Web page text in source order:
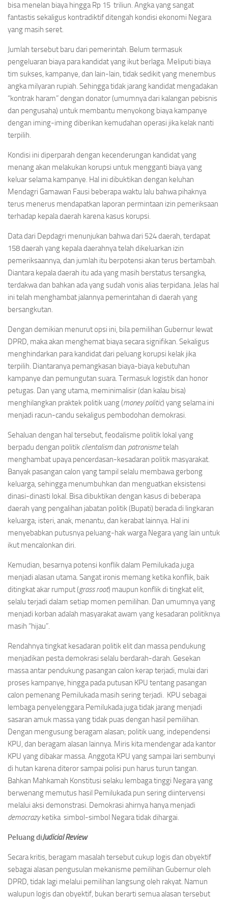
bisa menelan biaya hingga Rp 15 triliun. Angka yang sangat
fantastis sekaligus kontradiktif ditengah kondisi ekonomi Negara
yang masih seret.
Jumlah tersebut baru dari pemerintah. Belum termasuk
pengeluaran biaya para kandidat yang ikut berlaga. Meliputi biaya
tim sukses, kampanye, dan lain-lain, tidak sedikit yang menembus
angka milyaran rupiah. Sehingga tidak jarang kandidat mengadakan
“kontrak haram” dengan donator (umumnya dari kalangan pebisnis
dan pengusaha) untuk membantu menyokong biaya kampanye
dengan iming-iming diberikan kemudahan operasi jika kelak nanti
terpilih.
Kondisi ini diperparah dengan kecenderungan kandidat yang
menang akan melakukan korupsi untuk mengganti biaya yang
keluar selama kampanye. Hal ini dibuktikan dengan keluhan
Mendagri Gamawan Fausi beberapa waktu lalu bahwa pihaknya
terus menerus mendapatkan laporan permintaan izin pemeriksaan
terhadap kepala daerah karena kasus korupsi.
Data dari Depdagri menunjukan bahwa dari 524 daerah, terdapat
158 daerah yang kepala daerahnya telah dikeluarkan izin
pemeriksaannya, dan jumlah itu berpotensi akan terus bertambah.
Diantara kepala daerah itu ada yang masih berstatus tersangka,
terdakwa dan bahkan ada yang sudah vonis alias terpidana. Jelas hal
ini telah menghambat jalannya pemerintahan di daerah yang
bersangkutan.
Dengan demikian menurut opsi ini, bila pemilihan Gubernur lewat
DPRD, maka akan menghemat biaya secara signifikan. Sekaligus
menghindarkan para kandidat dari peluang korupsi kelak jika
terpilih. Diantaranya pemangkasan biaya-biaya kebutuhan
kampanye dan pemungutan suara. Termasuk logistik dan honor
petugas. Dan yang utama, meminimalisir (dan kalau bisa)
menghilangkan praktek politik uang (money politic) yang selama ini
menjadi racun-candu sekaligus pembodohan demokrasi.
Sehaluan dengan hal tersebut, feodalisme politik lokal yang
berpadu dengan politik clientalismdan patronismetelah
menghambat upaya pencerdasan-kesadaran politik masyarakat.
Banyak pasangan calon yang tampil selalu membawa gerbong
keluarga, sehingga menumbuhkan dan menguatkan eksistensi
dinasi-dinasti lokal. Bisa dibuktikan dengan kasus di beberapa
daerah yang pengalihan jabatan politik (Bupati) berada di lingkaran
keluarga; isteri, anak, menantu, dan kerabat lainnya. Hal ini
menyebabkan putusnya peluang-hak warga Negara yang lain untuk
ikut mencalonkan diri.
Kemudian, besarnya potensi konflik dalam Pemilukada juga
menjadi alasan utama. Sangat ironis memang ketika konflik, baik
ditingkat akar rumput (grass root) maupun konflik di tingkat elit,
selalu terjadi dalam setiap momen pemilihan. Dan umumnya yang
menjadi korban adalah masyarakat awam yang kesadaran politiknya
masih “hijau”.
Rendahnya tingkat kesadaran politik elit dan massa pendukung
menjadikan pesta demokrasi selalu berdarah-darah. Gesekan
massa antar pendukung pasangan calon kerap terjadi, mulai dari
proses kampanye, hingga pada putusan KPU tentang pasangan
calon pemenang Pemilukada masih sering terjadi. KPU sebagai
lembaga penyelenggara Pemilukada juga tidak jarang menjadi
sasaran amuk massa yang tidak puas dengan hasil pemilihan.
Dengan mengusung beragam alasan; politik uang, independensi
KPU, dan beragam alasan lainnya. Miris kita mendengar ada kantor
KPU yang dibakar massa. Anggota KPU yang sampai lari sembunyi
di hutan karena diteror sampai polisi pun harus turun tangan.
Bahkan Mahkamah Konstitusi selaku lembaga tinggi Negara yang
berwenang memutus hasil Pemilukada pun sering diintervensi
melalui aksi demonstrasi. Demokrasi ahirnya hanya menjadi
democrazyketika simbol-simbol Negara tidak dihargai.
Peluang diJudicial Review
Secara kritis, beragam masalah tersebut cukup logis dan obyektif
sebagai alasan pengusulan mekanisme pemilihan Gubernur oleh
DPRD, tidak lagi melalui pemilihan langsung oleh rakyat. Namun
walupun logis dan obyektif, bukan berarti semua alasan tersebut